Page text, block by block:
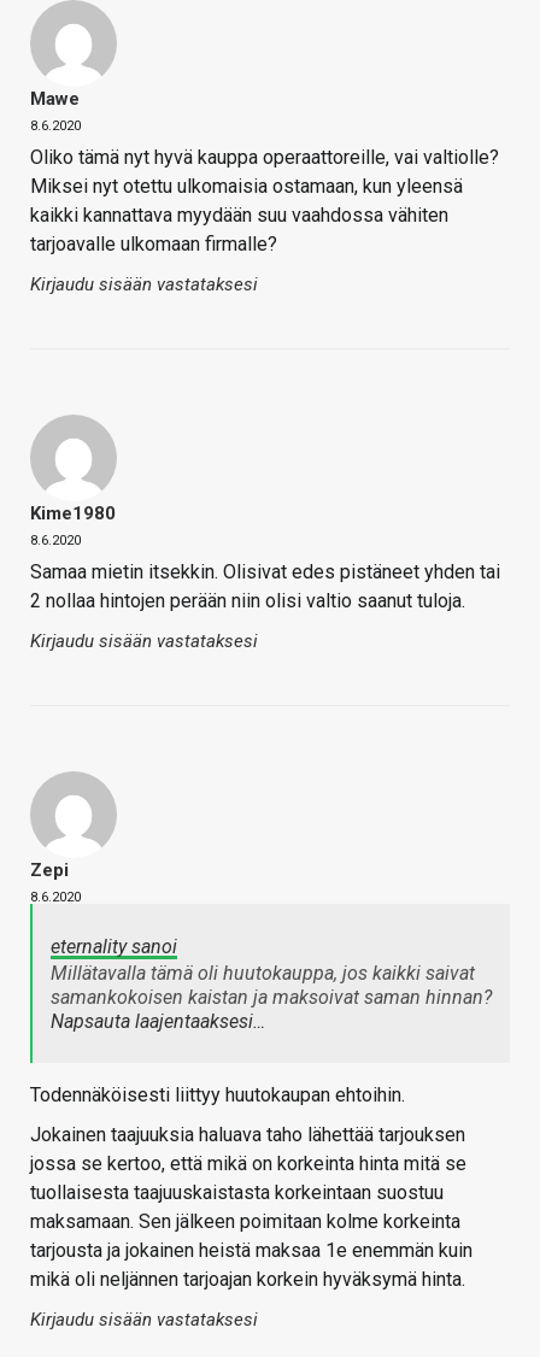
Mawe
8.6.2020
Oliko tämä nyt hyvä kauppa operaattoreille, vai valtiolle?
Miksei nyt otettu ulkomaisia ostamaan, kun yleensä
kaikki kannattava myydään suu vaahdossa vähiten
tarjoavalle ulkomaan firmalle?
Kirjaudu sisään vastataksesi
Kime1980
8.6.2020
Samaa mietin itsekkin. Olisivat edes pistäneet yhden tai
2 nollaa hintojen perään niin olisi valtio saanut tuloja.
Kirjaudu sisään vastataksesi
Zepi
8.6.2020
eternality sanoi
Millätavalla tämä oli huutokauppa, jos kaikki saivat
samankokoisen kaistan ja maksoivat saman hinnan?
Napsauta laajentaaksesi…
Todennäköisesti liittyy huutokaupan ehtoihin.
Jokainen taajuuksia haluava taho lähettää tarjouksen
jossa se kertoo, että mikä on korkeinta hinta mitä se
tuollaisesta taajuuskaistasta korkeintaan suostuu
maksamaan. Sen jälkeen poimitaan kolme korkeinta
tarjousta ja jokainen heistä maksaa 1e enemmän kuin
mikä oli neljännen tarjoajan korkein hyväksymä hinta.
Kirjaudu sisään vastataksesi